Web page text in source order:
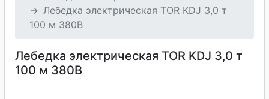
Лебедка электрическая TOR KDJ 3,0 т
100 м 380В
Лебедка электрическая TOR KDJ 3,0 т
100 м 380В